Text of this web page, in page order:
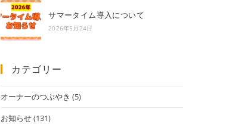
サマータイム導入について
2026年5月24日
カテゴリー
オーナーのつぶやき (5)
お知らせ(131)